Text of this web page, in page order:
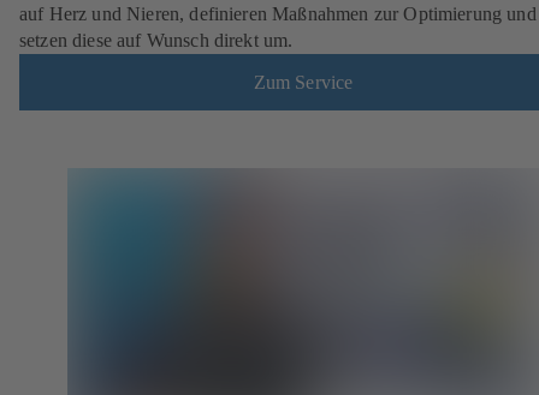
auf Herz und Nieren, definieren Maßnahmen zur Optimierung und
setzen diese auf Wunsch direkt um.
Zum Service